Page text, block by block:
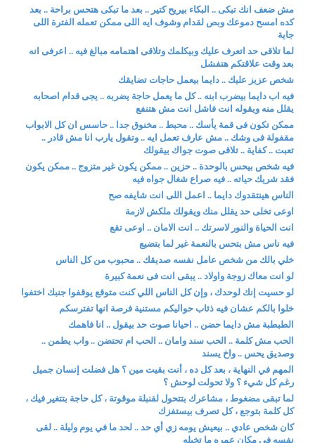
مش ضعف انك تبكى .. البكاء بيريح كتير .. بعد ما تبكى هتحس براحة .. بعد
كده امسح دموعك وبص لقدام وشوف ايه اللى ممكن تعمله الفترة اللى
جاية
لما تلاقى حد اتعرف عليك وبيكلمك وتلاقى اهتمامه مبالغ فيه .. اعرفى انه
بعد وقت علاقتكم هتفشل
شخص عزيز عليك .. دايما بيعمل حاجات تضايقك
فيه اب دايما بيضرب ابنه .. كل ما يعمل حاجة يضربه .. يجى قدام اصحابه
يقلل منه ويقوله انت فاشل انت مش هتنفع
ممكن تكون فى قمة يأسك .. محبط .. مخنوق جدا .. حاسس ان كل الابواب
مقفولة فى وشك .. مش عارف تعمل ايه .. وتقول يارب انا مش قادر ..
تعبت .. كفاية .. تلاقى صوت جواك بيقولك
فيه شخص بيحس بالوحدة .. حزين .. ممكن يكون غير متزوج .. ممكن يكون
فقد شريك حياته .. فيه صراع شغال جواه فيه
الناس هينتقدوك دايما .. اعمل اللى انت شايفه صح
اوعى تخلى حد يقلل منك ويقولك ملكش لازمة
انت الحياة والنور لاسرتك .. انت الامان .. اوعى تقع
فيه ناس مش بتحس بالنعمة غير لما بتضيع
خلي بالك من شخص عامل نفسه صديقك .. محبوب من كل الناس
لو انت معاك زوجة واولاد .. يبقى انت فى نعمة كبيرة
لو حسيت إنك لوحدك ، وإن كل الناس اللي كنت متوقع يوقفوا جنبك اختفوا
خلوا بالكم عشان فيه ذئاب حواليكم مستنية فرصة انها تفترسكم
الطبطبة مش دايما حضن .. احيانا صوت حد بيقول .. انا فاهمك
الحب مش كلمة .. الحب سند وامان .. الحب ام تحتضن .. واب يطمن ..
وصديق يحس .. واخ يسند
المهم في النهاية ، بعد كل ده ، أنت بقيت مين ؟ هل فضلت إنسان جميل
رغم كل شيء ؟ ولا تحولت لوحش ؟
لما تبقى مضغوط ، مشاعرك بتتحول لقنبلة موقوتة ، كل حاجة بتتغير فيك ،
كل كلمة بتوجع ، كل تصرف بيستفزك
كان شخص عادي .. بيعيش يومه زي أي حد .. لحد ما في يوم وليلة .. لقى
نفسه في مكان عمره ما تخيله